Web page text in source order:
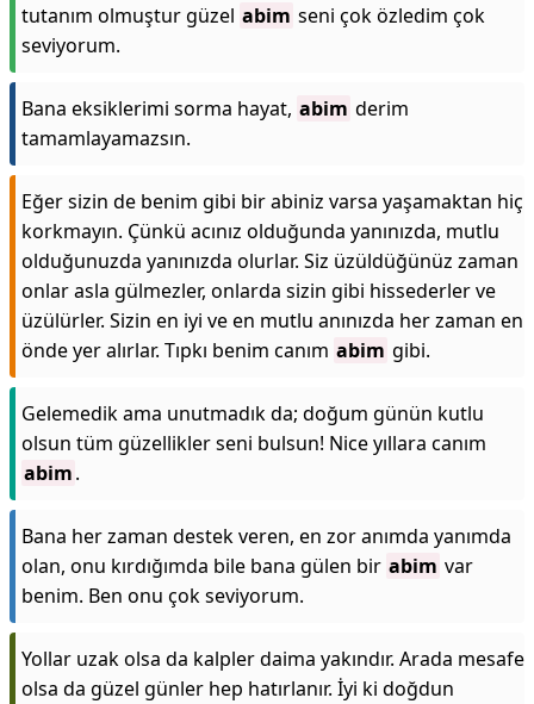
tutanım olmuştur güzel abim seni çok özledim çok
seviyorum.
Bana eksiklerimi sorma hayat, abim derim
tamamlayamazsın.
Eğer sizin de benim gibi bir abiniz varsa yaşamaktan hiç
korkmayın. Çünkü acınız olduğunda yanınızda, mutlu
olduğunuzda yanınızda olurlar. Siz üzüldüğünüz zaman
onlar asla gülmezler, onlarda sizin gibi hissederler ve
üzülürler. Sizin en iyi ve en mutlu anınızda her zaman en
önde yer alırlar. Tıpkı benim canım abim gibi.
Gelemedik ama unutmadık da; doğum günün kutlu
olsun tüm güzellikler seni bulsun! Nice yıllara canım
abim.
Bana her zaman destek veren, en zor anımda yanımda
olan, onu kırdığımda bile bana gülen bir abim var
benim. Ben onu çok seviyorum.
Yollar uzak olsa da kalpler daima yakındır. Arada mesafe
olsa da güzel günler hep hatırlanır. İyi ki doğdun